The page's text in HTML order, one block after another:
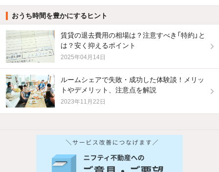
おうち時間を豊かにするヒント
賃貸の退去費用の相場は？注意すべき「特約」と
は？安く抑えるポイント
2025年04月14日
ルームシェアで失敗・成功した体験談！メリッ
トやデメリット、注意点を解説
2023年11月22日
他の人はこんな条件で絞り込んでいます！
バス・トイレ別 2階以上